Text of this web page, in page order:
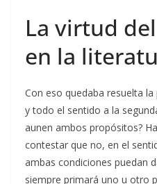
La virtud
en la
Con eso quedaba resuelta
y todo el sentido a la
aunen ambos propósitos?
contestar que no, en el
ambas condiciones puedan
siempre primará uno u otro